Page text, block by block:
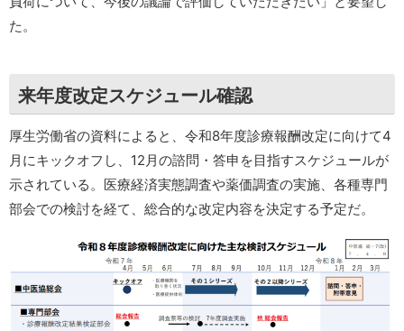
た。
来年度改定スケジュール確認
厚生労働省の資料によると、令和8年度診療報酬改定に向けて4
月にキックオフし、12月の諮問・答申を目指すスケジュールが
示されている。医療経済実態調査や薬価調査の実施、各種専門
部会での検討を経て、総合的な改定内容を決定する予定だ。